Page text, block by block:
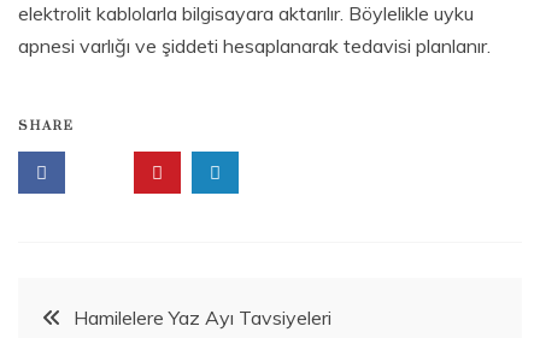
elektrolit kablolarla bilgisayara aktarılır. Böylelikle uyku
apnesi varlığı ve şiddeti hesaplanarak tedavisi planlanır.
S
a
SHARE
Beitragsnavigation
Hamilelere Yaz Ayı Tavsiyeleri